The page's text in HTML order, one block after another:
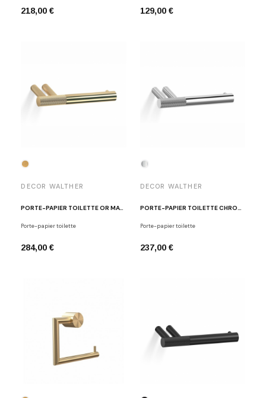
218,00 € 129,00 €
DECOR WALTHER
PORTE-PAPIER TOILETTE OR MAT (24 CARAT) CLUB TPH1
Porte-papier toilette
284,00 €
DECOR WALTHER
Porte-papier toilette
237,00 €